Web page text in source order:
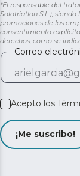
*El responsable del
Solotriatlon S.L.),
promociones de las
consentimiento
derechos, como se
Correo
Acepto los
¡Me suscribo!